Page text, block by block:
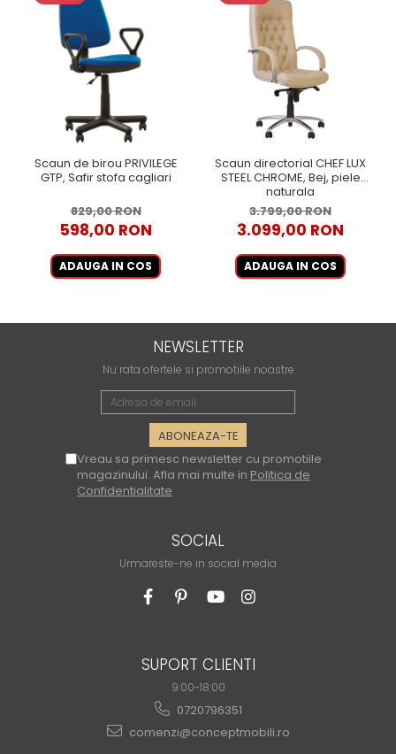
Scaun de birou PRIVILEGE
GTP, Safir stofa cagliari
829,00 RON
598,00 RON
ADAUGA IN COS
Scaun directorial CHEF LUX
STEEL CHROME, Bej, piele
naturala
3.799,00 RON
3.099,00 RON
ADAUGA IN COS
NEWSLETTER
Nu rata ofertele si promotiile noastre
Vreau sa primesc newsletter cu promotiile
magazinului. Afla mai multe in Politica de
Confidentialitate
SOCIAL
Urmareste-ne in social media
SUPORT CLIENTI
9:00-18:00
0720796351
comenzi@conceptmobili.ro